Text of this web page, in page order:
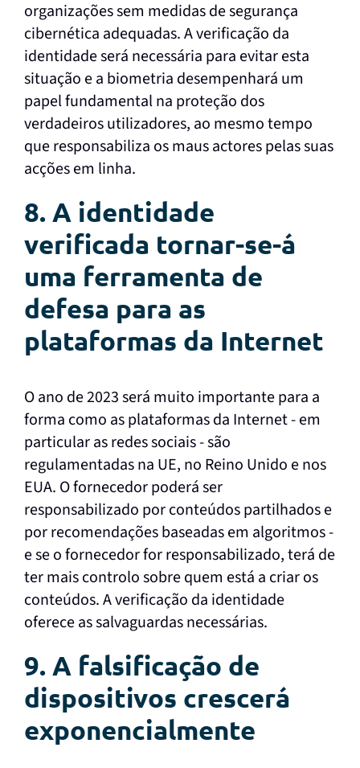
organizações sem medidas de segurança
cibernética adequadas. A verificação da
identidade será necessária para evitar esta
situação e a biometria desempenhará um
papel fundamental na proteção dos
verdadeiros utilizadores, ao mesmo tempo
que responsabiliza os maus actores pelas suas
acções em linha.
8. A identidade
verificada tornar-se-á
uma ferramenta de
defesa para as
plataformas da Internet
O ano de 2023 será muito importante para a
forma como as plataformas da Internet - em
particular as redes sociais - são
regulamentadas na UE, no Reino Unido e nos
EUA. O fornecedor poderá ser
responsabilizado por conteúdos partilhados e
por recomendações baseadas em algoritmos -
e se o fornecedor for responsabilizado, terá de
ter mais controlo sobre quem está a criar os
conteúdos. A verificação da identidade
oferece as salvaguardas necessárias.
9. A falsificação de
dispositivos crescerá
exponencialmente